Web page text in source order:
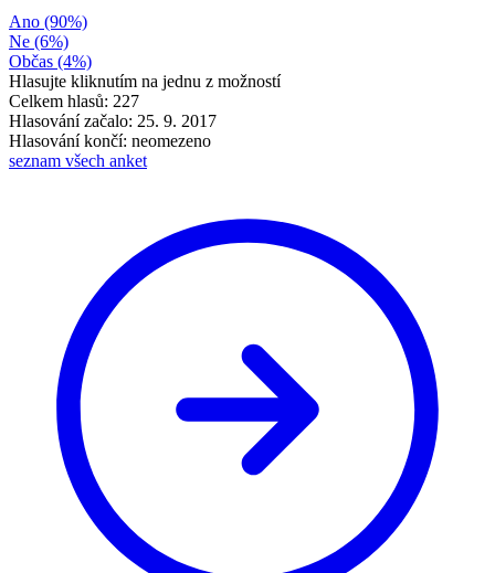
Ano (90%)
Ne (6%)
Občas (4%)
Hlasujte kliknutím na jednu z možností
Celkem hlasů: 227
Hlasování začalo: 25. 9. 2017
Hlasování končí: neomezeno
seznam všech anket